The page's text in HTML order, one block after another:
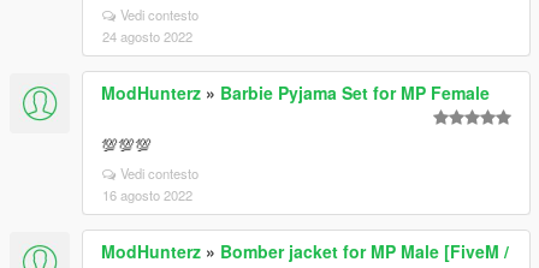
Vedi contesto
24 agosto 2022
ModHunterz » Barbie Pyjama Set for MP Female
💯💯💯
Vedi contesto
16 agosto 2022
ModHunterz » Bomber jacket for MP Male [FiveM /